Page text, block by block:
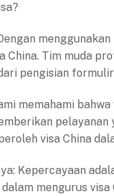
China. Tim muda
pengisian
memahami
visa China
Kepercayaan
mengurus